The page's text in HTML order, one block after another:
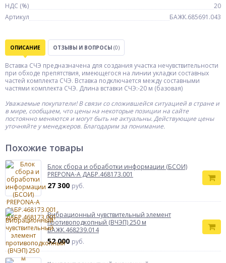
НДС (%)
20
Артикул
БАЖК.685691.043
ОПИСАНИЕ ОТЗЫВЫ И ВОПРОСЫ (0)
Вставка СЧЭ предназначена для создания участка нечувствительности
при обходе препятствия, имеющегося на линии укладки составных
частей комплекта СЧЭ. Вставка подключается между составными
частями комплекта СЧЭ. Длина вставки СЧЭ:-20 м (базовая)
Уважаемые покупатели! В связи со сложившейся ситуацией в стране и
в мире, сообщаем, что цены на некоторые позиции на сайте
постоянно меняются и могут быть не актуальны. Действующие цены
уточняйте у менеджеров. Благодарим за понимание.
Похожие товары
Блок сбора и обработки информации (БСОИ)
PREPONA-A ДАБР.468173.001
27 300 руб.
Вибрационный чувствительный элемент
противоподкопный (ВЧЭП) 250 м
БАЖК.468239.014
52 000 руб.